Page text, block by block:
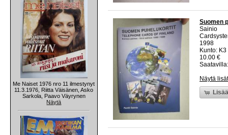
Me Naiset 1976 nro 11 ilmestynyt
11.3.1976, Riitta Väisänen, Asko
Sarkola, Paavo Väyrynen
Näytä
Suomen
Sainio
1998
Kunto:
10.00 €
Näytä